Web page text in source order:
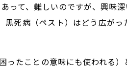
って、難しいのですが、興味
病（ペスト）はどう広がっ
たことの意味にも使われる）